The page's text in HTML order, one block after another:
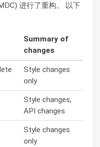
进行了重构。 以下
Summary of
changes
Style changes
only
Style changes,
API changes
Style changes
only